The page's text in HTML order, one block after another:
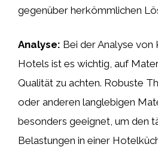
gegenüber herkömmlichen
Analyse: Bei der Analyse von
Hotels ist es wichtig, auf
Qualität zu achten. Robuste
oder anderen langlebigen
besonders geeignet, um den
Belastungen in einer